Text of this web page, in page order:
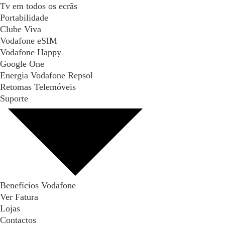
Tv em todos os ecrãs
Portabilidade
Clube Viva
Vodafone eSIM
Vodafone Happy
Google One
Energia Vodafone Repsol
Retomas Telemóveis
Suporte
Benefícios Vodafone
Ver Fatura
Lojas
Contactos